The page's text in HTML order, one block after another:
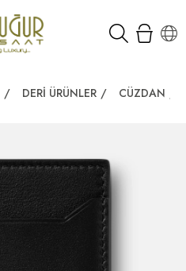
/ DERI ÜRÜNLER / CÜZDAN